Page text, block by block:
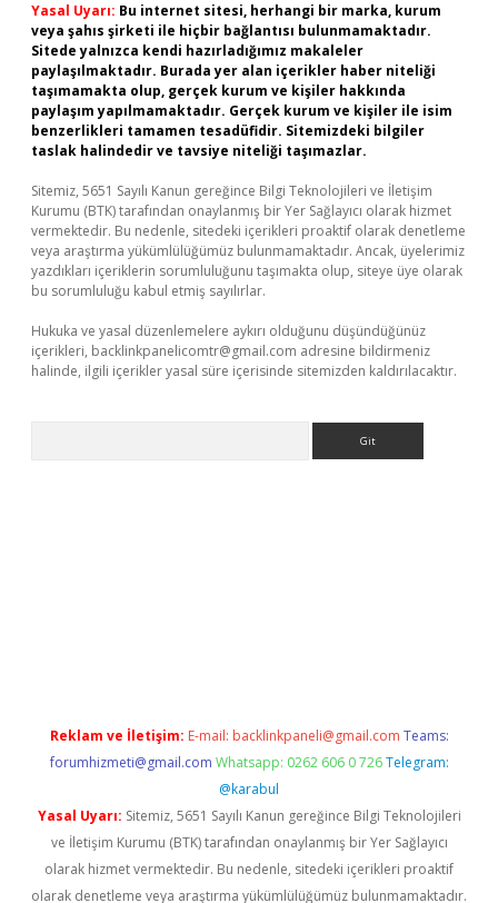
Yasal Uyarı: Bu internet sitesi, herhangi bir marka, kurum
veya şahıs şirketi ile hiçbir bağlantısı bulunmamaktadır.
Sitede yalnızca kendi hazırladığımız makaleler
paylaşılmaktadır. Burada yer alan içerikler haber niteliği
taşımamakta olup, gerçek kurum ve kişiler hakkında
paylaşım yapılmamaktadır. Gerçek kurum ve kişiler ile isim
benzerlikleri tamamen tesadüfidir. Sitemizdeki bilgiler
taslak halindedir ve tavsiye niteliği taşımazlar.
Sitemiz, 5651 Sayılı Kanun gereğince Bilgi Teknolojileri ve İletişim
Kurumu (BTK) tarafından onaylanmış bir Yer Sağlayıcı olarak hizmet
vermektedir. Bu nedenle, sitedeki içerikleri proaktif olarak denetleme
veya araştırma yükümlülüğümüz bulunmamaktadır. Ancak, üyelerimiz
yazdıkları içeriklerin sorumluluğunu taşımakta olup, siteye üye olarak
bu sorumluluğu kabul etmiş sayılırlar.
Hukuka ve yasal düzenlemelere aykırı olduğunu düşündüğünüz
içerikleri, backlinkpanelicomtr@gmail.com adresine bildirmeniz
halinde, ilgili içerikler yasal süre içerisinde sitemizden kaldırılacaktır.
Reklam ve İletişim: E-mail: backlinkpaneli@gmail.com Teams:
forumhizmeti@gmail.com Whatsapp: 0262 606 0 726 Telegram:
@karabul
Yasal Uyarı: Sitemiz, 5651 Sayılı Kanun gereğince Bilgi Teknolojileri
ve İletişim Kurumu (BTK) tarafından onaylanmış bir Yer Sağlayıcı
olarak hizmet vermektedir. Bu nedenle, sitedeki içerikleri proaktif
olarak denetleme veya araştırma yükümlülüğümüz bulunmamaktadır.